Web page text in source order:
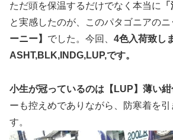
ただ頭を保温するだけでなく本当に
と実感したのが、このパタゴニアのニ
ーニー】 でした。今回、 4色入荷致し
ASHT,BLK,INDG,LUP,です。
小生が冠っているのは【LUP】薄い紺
ーも控えめでありながら、防寒着を
す。